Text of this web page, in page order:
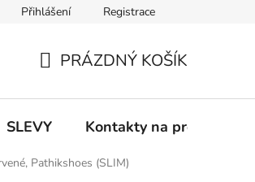
k on-line platbám Odstoupení od
Přihlášení Registrace
KOŠÍK
PRÁZDNÝ KOŠÍK
SLEVY Kontakty na prodejny
Pathikshoes (SLIM)